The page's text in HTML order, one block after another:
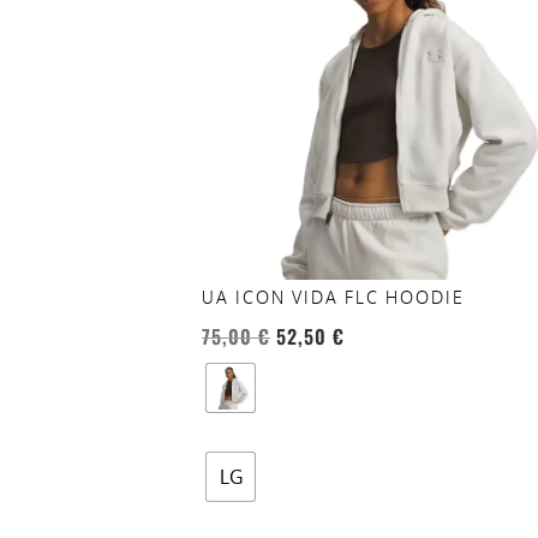
UA ICON VIDA FLC HOODIE
75,00€ 52,50 €
LG
del
prodotto